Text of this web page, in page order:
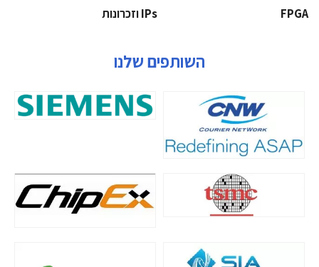
‫‪FPGA‬‬
השותפים שלנו